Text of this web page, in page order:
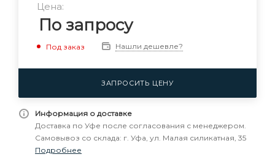
Цена:
По запросу
Под заказ Нашли дешевле?
ЗАПРОСИТЬ ЦЕНУ
Информация о доставке
Доставка по Уфе после согласования с менеджером.
Самовывоз со склада: г. Уфа, ул. Малая силикатная, 35
Подробнее